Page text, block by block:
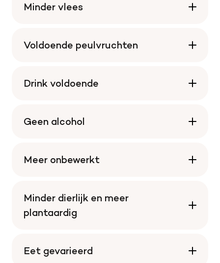
Minder vlees
Voldoende peulvruchten
Drink voldoende
Geen alcohol
Meer onbewerkt
Minder dierlijk en meer
plantaardig
Eet gevarieerd